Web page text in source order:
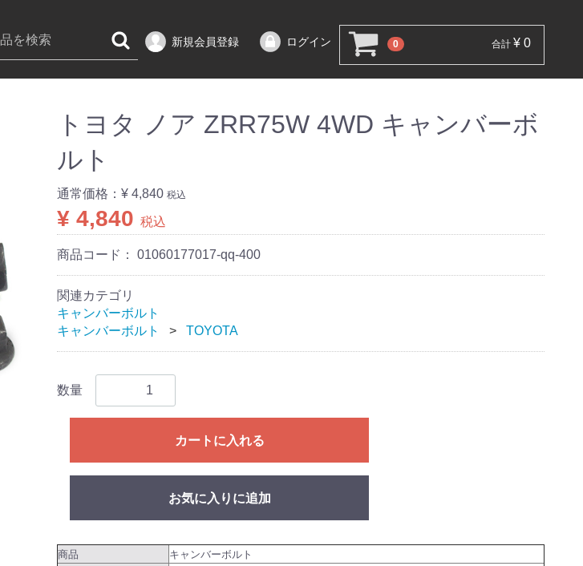
0 合計 ¥ 0
新規会員登録 ログイン
トヨタ ノア ZRR75W 4WD キャンバーボ
ルト
通常価格： ¥ 4,840 税込
¥ 4,840 税込
商品コード： 01060177017-qq-400
関連カテゴリ
キャンバーボルト
キャンバーボルト
TOYOTA
数量
カートに入れる
お気に入りに追加
商品
キャンバーボルト